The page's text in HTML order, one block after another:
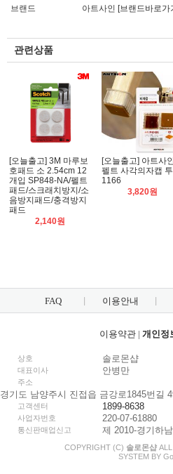
브랜드
아트사인 [브랜드바로가
관련상품
[오늘출고] 3M 마루보
호패드 소 2.54cm 12
개입 SP848-NA/펠트
패드/스크래치방지/소
음방지패드/충격방지
패드
2,140원
[오늘출고] 아트사
펠트 사각의자캡
1166
3,820원
FAQ 이용안내
이용약관| 개인정
상호 솔로몬샵
대표이사 안병만
주소
경기도 남양주시 진접읍 금강로1845번길
고객센터 1899-8638
사업자번호 220-07-61880
통신판매업신고 제 2010-경기하
COPYRIGHT (C) 솔로몬샵
SYSTEM BY